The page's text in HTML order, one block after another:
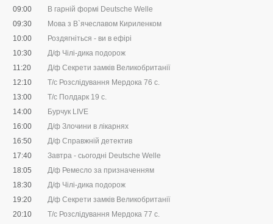
09:00
В гарній формі Deutsche Welle
09:30
Мова з В`ячеславом Кириленком
10:00
Роздягніться - ви в ефірі
10:30
Д/ф Чілі-дика подорож
11:20
Д/ф Секрети замків Великобританії
12:10
Т/с Розслідування Мердока 76 с.
13:00
Т/с Полдарк 19 с.
14:00
Бурчук LIVE
16:00
Д/ф Злочини в лікарнях
16:50
Д/ф Справжній детектив
17:40
Завтра - сьогодні Deutsche Welle
18:05
Д/ф Ремесло за призначенням
18:30
Д/ф Чілі-дика подорож
19:20
Д/ф Секрети замків Великобританії
20:10
Т/с Розслідування Мердока 77 с.